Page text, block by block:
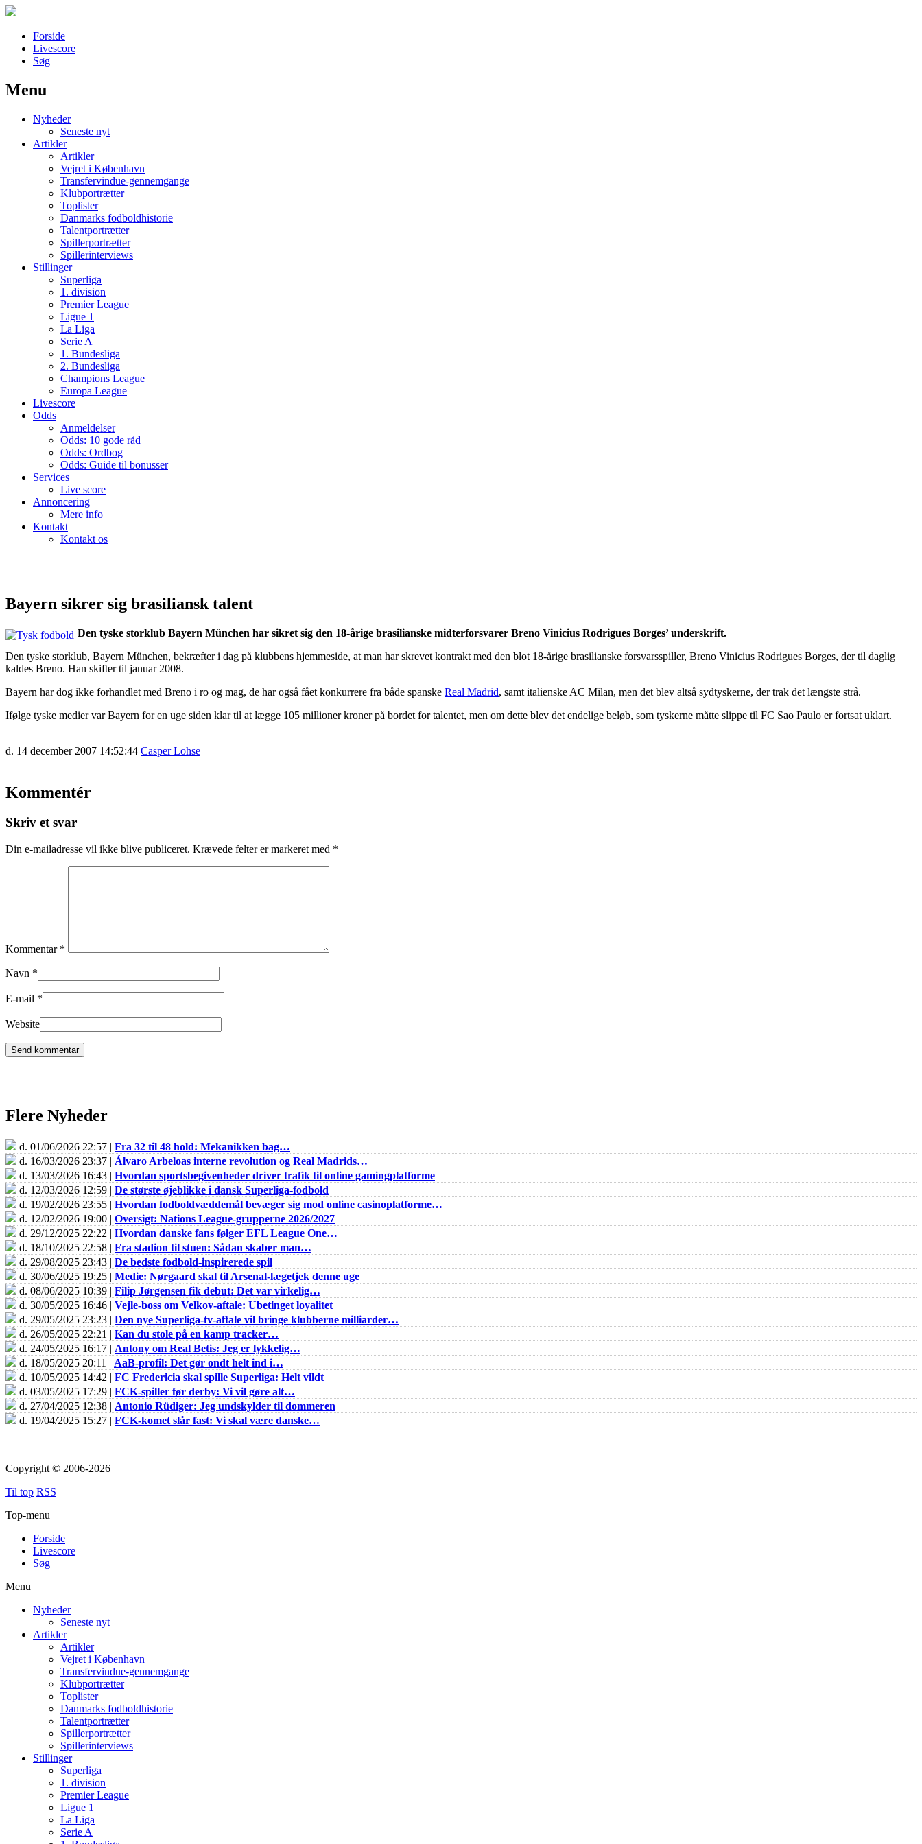
Forside
Livescore
Søg
Наши партнеры
лучшие займы
Menu
Nyheder
Seneste nyt
Artikler
Artikler
Vejret i København
Transfervindue-gennemgange
Klubportrætter
Toplister
Danmarks fodboldhistorie
Talentportrætter
Spillerportrætter
Spillerinterviews
Stillinger
Superliga
1. division
Premier League
Ligue 1
La Liga
Serie A
1. Bundesliga
2. Bundesliga
Champions League
Europa League
Livescore
Odds
Anmeldelser
Odds: 10 gode råd
Odds: Ordbog
Odds: Guide til bonusser
Services
Live score
Annoncering
Mere info
Kontakt
Kontakt os
Bayern sikrer sig brasiliansk talent
Den tyske storklub Bayern München har sikret sig den 18-årige brasilianske midterforsvarer Breno Vinicius Rodrigues Borges’ underskrift.
Den tyske storklub, Bayern München, bekræfter i dag på klubbens hjemmeside, at man har skrevet kontrakt med den blot 18-årige brasilianske forsvarsspiller, Breno Vinicius Rodrigues Borges, der til daglig
kaldes Breno. Han skifter til januar 2008.
Bayern har dog ikke forhandlet med Breno i ro og mag, de har også fået konkurrere fra både spanske Real Madrid, samt italienske AC Milan, men det blev altså sydtyskerne, der trak det længste strå.
Ifølge tyske medier var Bayern for en uge siden klar til at lægge 105 millioner kroner på bordet for talentet, men om dette blev det endelige beløb, som tyskerne måtte slippe til FC Sao Paulo er fortsat uklart.
d. 14 december 2007 14:52:44 Casper Lohse
Kommentér
Skriv et svar
Din e-mailadresse vil ikke blive publiceret. Krævede felter er markeret med *
Kommentar *
Navn *
E-mail *
Website
Flere Nyheder
d. 01/06/2026 22:57 | Fra 32 til 48 hold: Mekanikken bag…
d. 16/03/2026 23:37 | Álvaro Arbeloas interne revolution og Real Madrids…
d. 13/03/2026 16:43 | Hvordan sportsbegivenheder driver trafik til online gamingplatforme
d. 12/03/2026 12:59 | De største øjeblikke i dansk Superliga-fodbold
d. 19/02/2026 23:55 | Hvordan fodboldvæddemål bevæger sig mod online casinoplatforme…
d. 12/02/2026 19:00 | Oversigt: Nations League-grupperne 2026/2027
d. 29/12/2025 22:22 | Hvordan danske fans følger EFL League One…
d. 18/10/2025 22:58 | Fra stadion til stuen: Sådan skaber man…
d. 29/08/2025 23:43 | De bedste fodbold-inspirerede spil
d. 30/06/2025 19:25 | Medie: Nørgaard skal til Arsenal-lægetjek denne uge
d. 08/06/2025 10:39 | Filip Jørgensen fik debut: Det var virkelig…
d. 30/05/2025 16:46 | Vejle-boss om Velkov-aftale: Ubetinget loyalitet
d. 29/05/2025 23:23 | Den nye Superliga-tv-aftale vil bringe klubberne milliarder…
d. 26/05/2025 22:21 | Kan du stole på en kamp tracker…
d. 24/05/2025 16:17 | Antony om Real Betis: Jeg er lykkelig…
d. 18/05/2025 20:11 | AaB-profil: Det gør ondt helt ind i…
d. 10/05/2025 14:42 | FC Fredericia skal spille Superliga: Helt vildt
d. 03/05/2025 17:29 | FCK-spiller før derby: Vi vil gøre alt…
d. 27/04/2025 12:38 | Antonio Rüdiger: Jeg undskylder til dommeren
d. 19/04/2025 15:27 | FCK-komet slår fast: Vi skal være danske…
Copyright © 2006-2026
Til top RSS
Top-menu
Forside
Livescore
Søg
Menu
Nyheder
Seneste nyt
Artikler
Artikler
Vejret i København
Transfervindue-gennemgange
Klubportrætter
Toplister
Danmarks fodboldhistorie
Talentportrætter
Spillerportrætter
Spillerinterviews
Stillinger
Superliga
1. division
Premier League
Ligue 1
La Liga
Serie A